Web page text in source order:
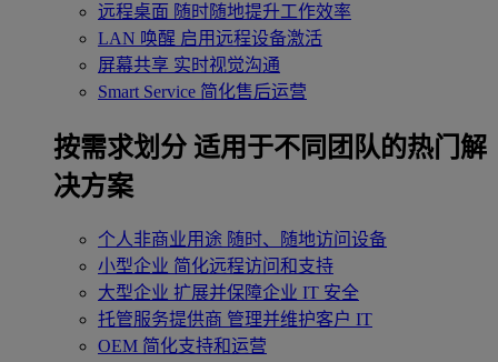
远程桌面 随时随地提升工作效率
LAN 唤醒 启用远程设备激活
屏幕共享 实时视觉沟通
Smart Service 简化售后运营
按需求划分 适用于不同团队的热门解
决方案
个人非商业用途 随时、随地访问设备
小型企业 简化远程访问和支持
大型企业 扩展并保障企业 IT 安全
托管服务提供商 管理并维护客户 IT
OEM 简化支持和运营